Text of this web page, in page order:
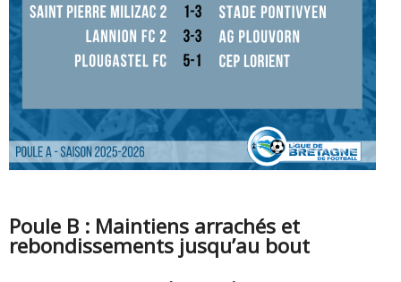
Poule B : Maintiens arrachés et
rebondissements jusqu’au bout